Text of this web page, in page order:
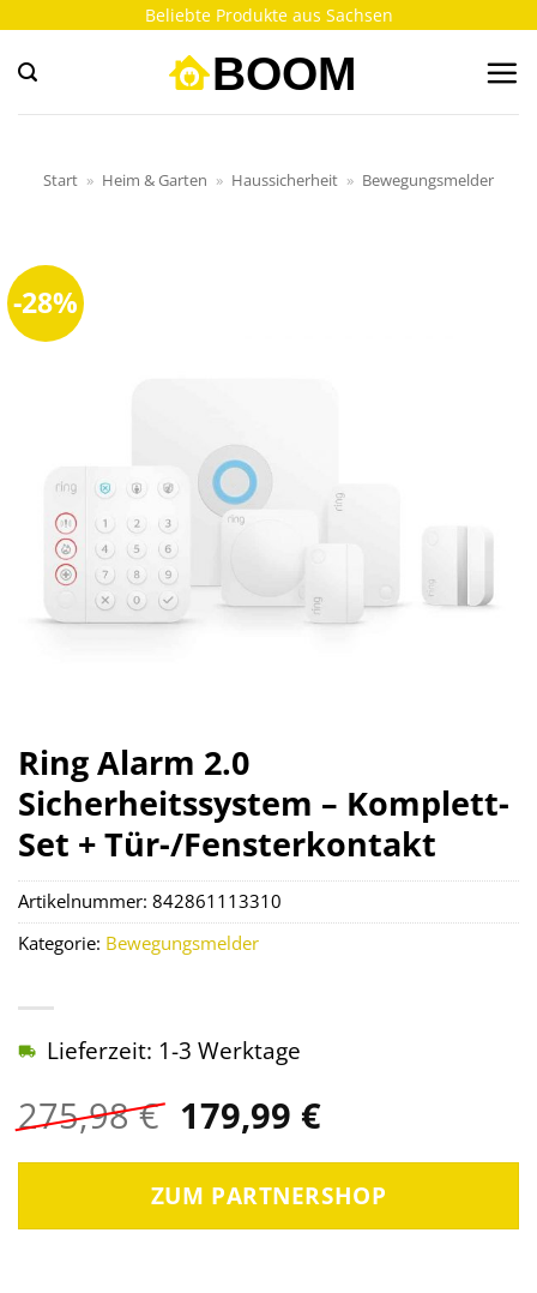
springen
Beliebte Produkte aus Sachsen
Start » Heim & Garten » Haussicherheit » Bewegungsmelder
-28%
Ring Alarm 2.0
Sicherheitssystem – Komplett-
Set + Tür-/Fensterkontakt
275,98€ Ursprünglicher
Preis
war:
275,98 €
179,99 €Aktueller
ist:
179,99 €.
Lieferzeit: 1-3 Werktage
ZUM PARTNERSHOP
Artikelnummer: 842861113310
Kategorie: Bewegungsmelder